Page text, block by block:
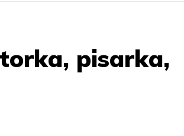
pisarka,